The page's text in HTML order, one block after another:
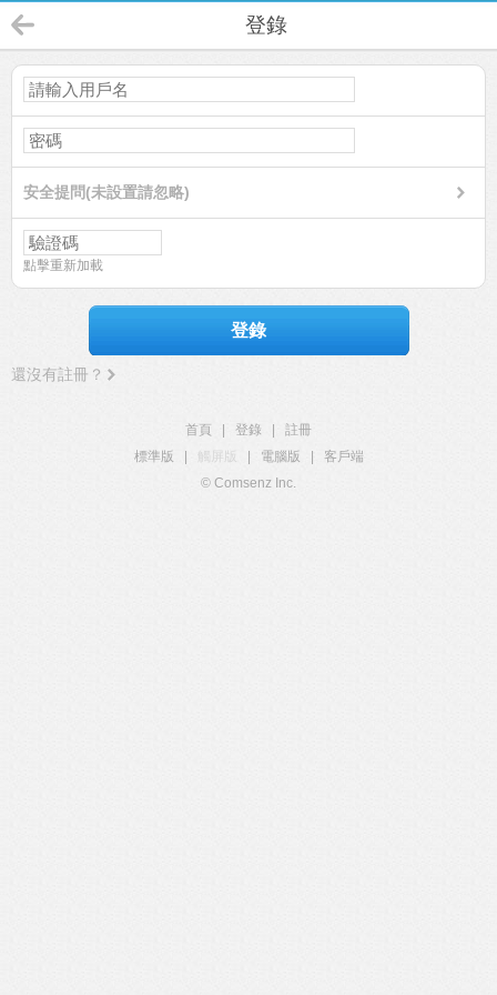
登錄
安全提問(未設置請忽略)
點擊重新加載
登錄
還沒有註冊？
首頁 登錄
註冊
標準版
觸屏版 電腦版
客戶端
© Comsenz Inc.